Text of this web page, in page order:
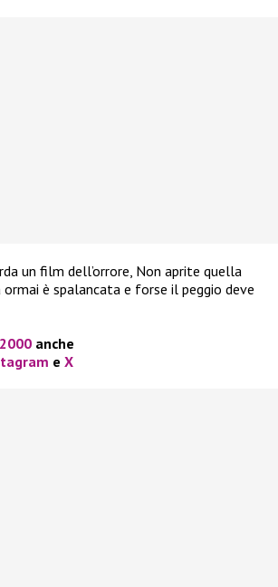
un film dell’orrore, Non aprite quella
è spalancata e forse il peggio deve
anche
e X